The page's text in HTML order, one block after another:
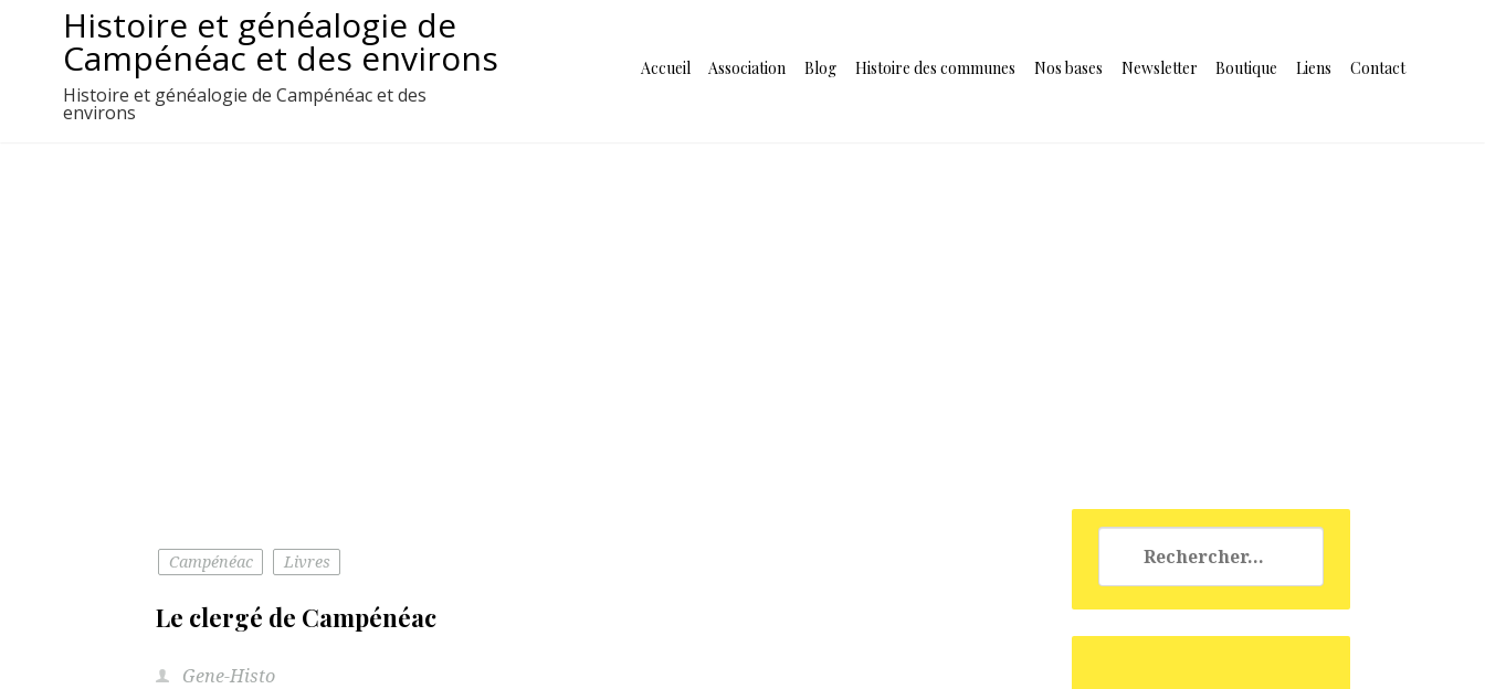
contenu
Histoire et généalogie de
Campénéac et des environs
Histoire et généalogie de Campénéac et des
environs
Accueil Association Blog Histoire des communes Nos bases Newsletter Boutique Liens Contact
Campénéac Livres
Le clergé de Campénéac
Gene-Histo